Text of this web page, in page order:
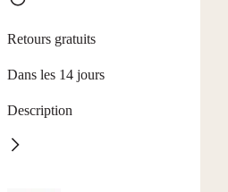
Retours gratuits
Dans les 14 jours
Description